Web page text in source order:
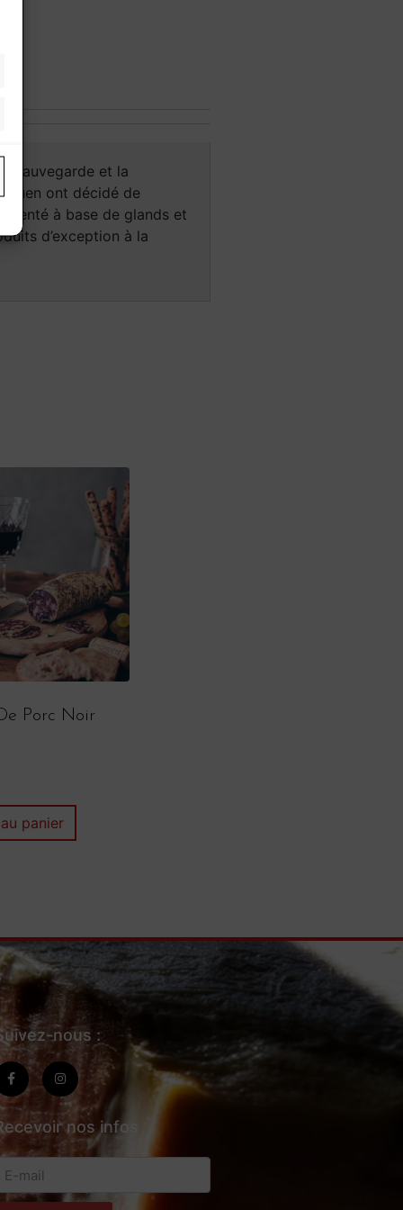
sauvegarde et la
ont décidé de
à base de glands et
d’exception à la
Porc Noir
panier
nous :
nos infos